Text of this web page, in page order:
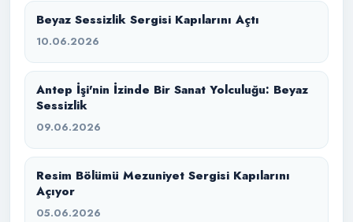
Beyaz Sessizlik Sergisi Kapılarını Açtı
10.06.2026
Antep İşi'nin İzinde Bir Sanat Yolculuğu: Beyaz
Sessizlik
09.06.2026
Resim Bölümü Mezuniyet Sergisi Kapılarını
Açıyor
05.06.2026